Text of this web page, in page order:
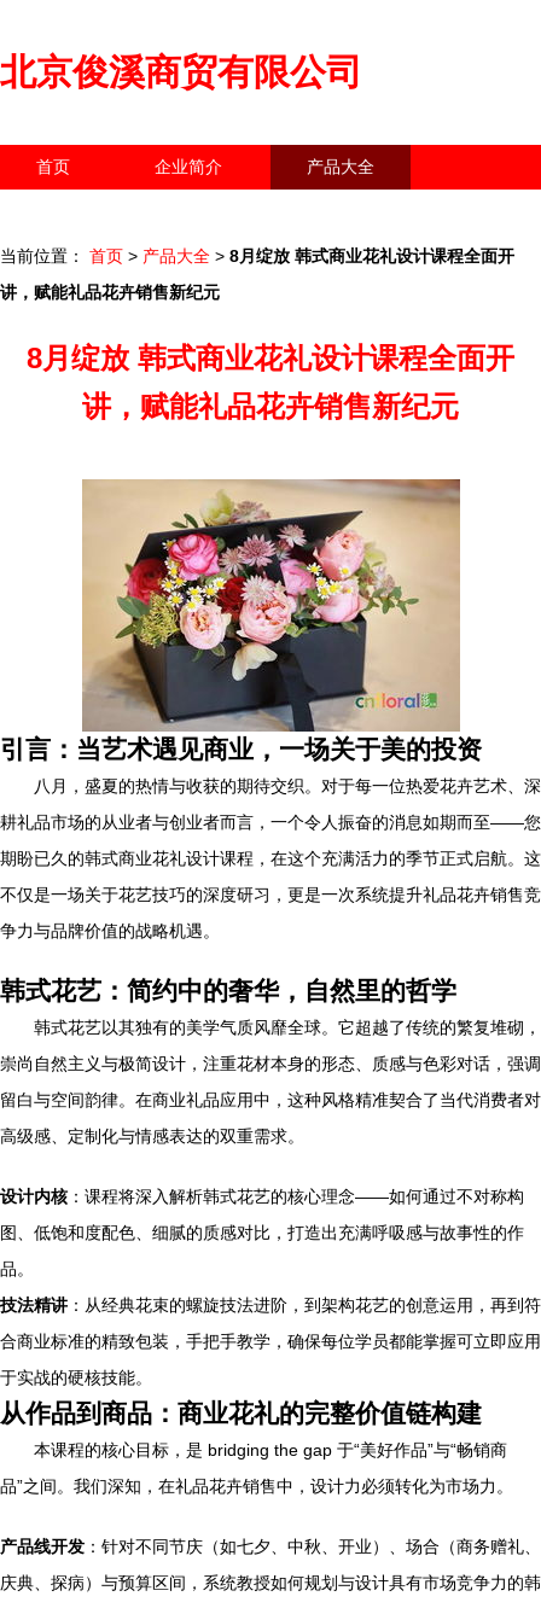
北京俊溪商贸有限公司
首页 企业简介 产品大全
当前位置： 首页 > 产品大全 > 8月绽放 韩式商业花礼设计课程全面开
讲，赋能礼品花卉销售新纪元
8月绽放 韩式商业花礼设计课程全面开
讲，赋能礼品花卉销售新纪元
引言：当艺术遇见商业，一场关于美的投资
八月，盛夏的热情与收获的期待交织。对于每一位热爱花卉艺术、深
耕礼品市场的从业者与创业者而言，一个令人振奋的消息如期而至——您
期盼已久的韩式商业花礼设计课程，在这个充满活力的季节正式启航。这
不仅是一场关于花艺技巧的深度研习，更是一次系统提升礼品花卉销售竞
争力与品牌价值的战略机遇。
韩式花艺：简约中的奢华，自然里的哲学
韩式花艺以其独有的美学气质风靡全球。它超越了传统的繁复堆砌，
崇尚自然主义与极简设计，注重花材本身的形态、质感与色彩对话，强调
留白与空间韵律。在商业礼品应用中，这种风格精准契合了当代消费者对
高级感、定制化与情感表达的双重需求。
设计内核 ：课程将深入解析韩式花艺的核心理念——如何通过不对称构
图、低饱和度配色、细腻的质感对比，打造出充满呼吸感与故事性的作
品。
技法精讲 ：从经典花束的螺旋技法进阶，到架构花艺的创意运用，再到符
合商业标准的精致包装，手把手教学，确保每位学员都能掌握可立即应用
于实战的硬核技能。
从作品到商品：商业花礼的完整价值链构建
本课程的核心目标，是 bridging the gap 于“美好作品”与“畅销商
品”之间。我们深知，在礼品花卉销售中，设计力必须转化为市场力。
产品线开发 ：针对不同节庆（如七夕、中秋、开业）、场合（商务赠礼、
庆典、探病）与预算区间，系统教授如何规划与设计具有市场竞争力的韩